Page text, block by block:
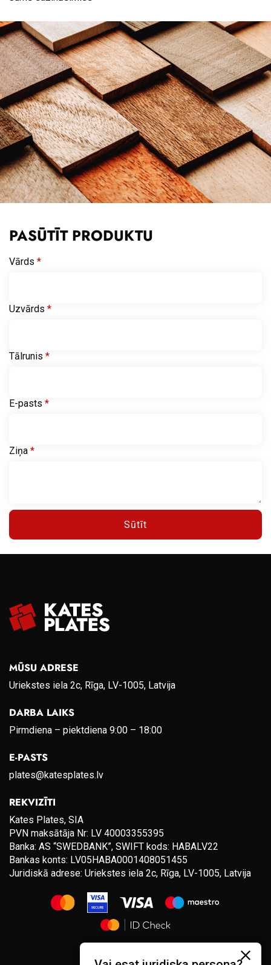
PASŪTĪT PRODUKTU
Vārds *
Uzvārds *
Tālrunis *
E-pasts *
Ziņa *
Sūtīt
MŪSU ADRESE
Uriekstes iela 2c, Rīga, LV-1005, Latvija
DARBA LAIKS
Pirmdiena – piektdiena 9:00 – 18:00
E-PASTS
plates@katesplates.lv
REKVIZĪTI
Kates Plates, SIA
PVN maksātāja Nr: LV 40003355395
Banka: AS “SWEDBANK”, SWIFT kods: HABALV22
Bankas konts: LV05HABA0001408051455
Juridiskā adrese: Uriekstes iela 2c, Rīga, LV-1005, Latvija